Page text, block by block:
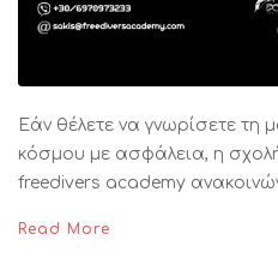
Εάν θέλετε να γνωρίσετε τη
κόσμου με ασφάλεια, η
freedivers academy
Read More